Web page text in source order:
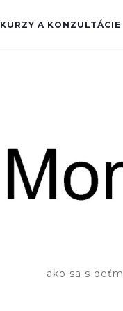
KURZY A KONZULTÁCIE
ako sa s